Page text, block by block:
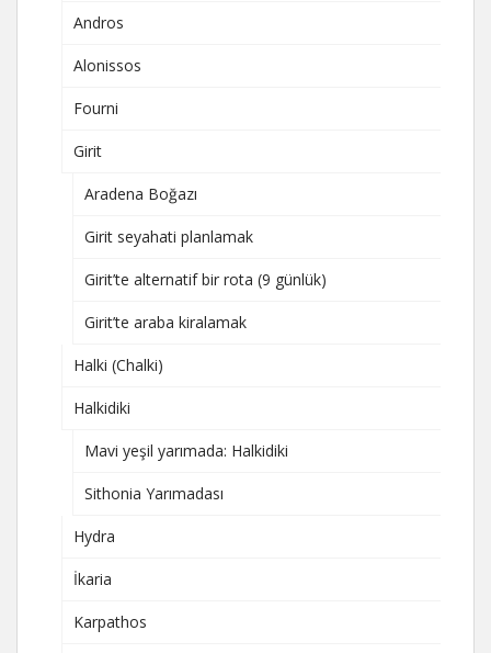
Andros
Alonissos
Fourni
Girit
Aradena Boğazı
Girit seyahati planlamak
Girit’te alternatif bir rota (9 günlük)
Girit’te araba kiralamak
Halki (Chalki)
Halkidiki
Mavi yeşil yarımada: Halkidiki
Sithonia Yarımadası
Hydra
İkaria
Karpathos